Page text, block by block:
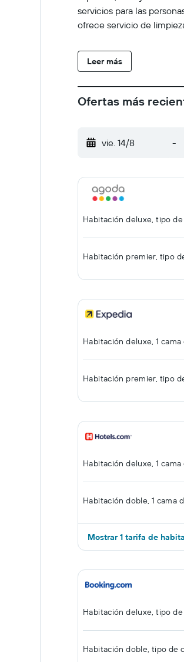
servicios para las
ofrece servicio de
Leer más
Ofertas más
vie. 14/8 -
Habitación deluxe, tipo
Habitación premier, tipo
Habitación deluxe, 1
Habitación premier, tipo
Habitación deluxe, 1
Habitación doble, 1 cama
Mostrar 1 tarifa de
Habitación deluxe, tipo
Habitación doble, tipo de